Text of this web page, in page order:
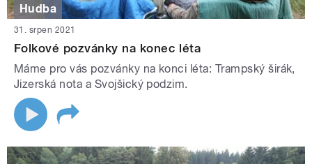
Hudba
31. srpen 2021
Folkové pozvánky na konec léta
Máme pro vás pozvánky na konci léta: Trampský širák,
Jizerská nota a Svojšický podzim.